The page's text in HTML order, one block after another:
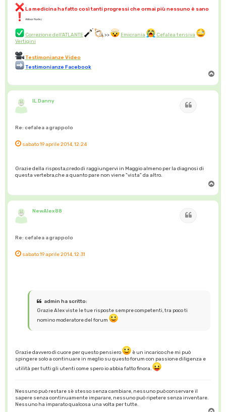
La medicina ha fatto così tanti progressi che ormai più nessuno è sano
Aldous Huxley
Correzione dell'ATLANTE >> Emicrania
Cefalea tensiva
Vertigini
Testimonianze Video
Testimonianze Facebook
p
IL Danny
Re: cefalea a grappolo
sabato 19 aprile 2014, 12:24
Grazie della risposta,credo di raggiungervi in Maggio almeno per la diagnosi di
questa vertebra,che a quanto pare non viene "vista" da altro.
p
NewAlex88
Re: cefalea a grappolo
sabato 19 aprile 2014, 12:31
admin ha scritto:
Grazie Alex viste le tue risposte sempre competenti, tra poco ti
nomino moderatore del forum
Grazie davvero di cuore per questo pensiero
è un incarico che mi può
spingere solo a continuare in meglio su questo forum con passione diligenza e
utilità per tutti gli utenti come spero io abbia fatto finora.
Nessuno può restare sè stesso senza cambiare, nessuno può conservare il
sapere senza continuamente imparare, nessuno può ripetere senza inventare.
Nessuno ha imparato qualcosa una volta per tutte.